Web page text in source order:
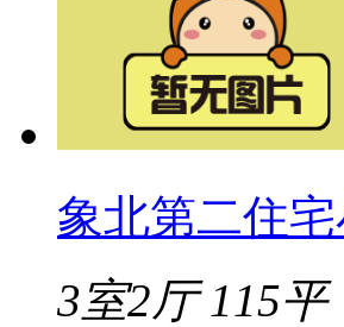
象北第二住
3室2厅 115平